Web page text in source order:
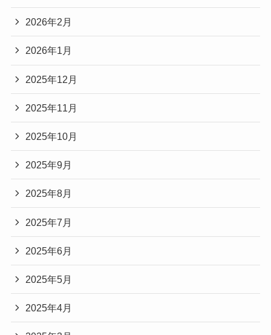
2026年2月
2026年1月
2025年12月
2025年11月
2025年10月
2025年9月
2025年8月
2025年7月
2025年6月
2025年5月
2025年4月